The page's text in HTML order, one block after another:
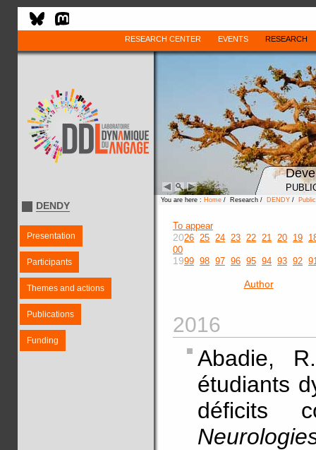
RESEARCH CENTER EVENTS RESEARCH
DENDY
Presentation
Participants
Themes and actions
Publications
Funding
You are here : Home / Research / DENDY /
To appear
2026 25 24 23 22 21 20 19
00
1999 98 97 96 95 94 93 92
Author
2016
Abadie,
étudiants
déficits